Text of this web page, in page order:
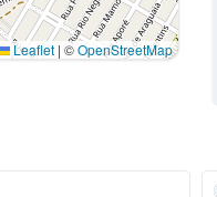
Leaflet | ©OpenStreetMap